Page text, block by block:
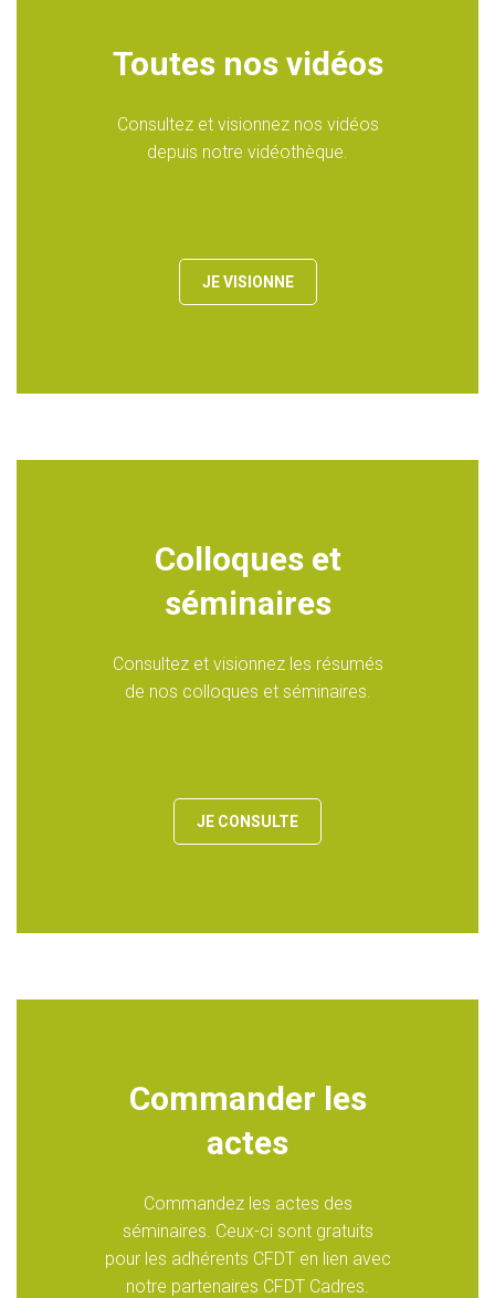
Toutes nos vidéos
Consultez et visionnez nos vidéos
depuis notre vidéothèque.
JE VISIONNE
Colloques et
séminaires
Consultez et visionnez les résumés
de nos colloques et séminaires.
JE CONSULTE
Commander les
actes
Commandez les actes des
séminaires. Ceux-ci sont gratuits
pour les adhérents CFDT en lien avec
notre partenaires CFDT Cadres.